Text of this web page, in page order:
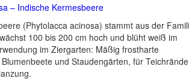
– Indische Kermesbeere
(Phytolacca acinosa) stammt aus der
100 bis 200 cm hoch und blüht weiß im
im Ziergarten: Mäßig frostharte
und Staudengärten, für